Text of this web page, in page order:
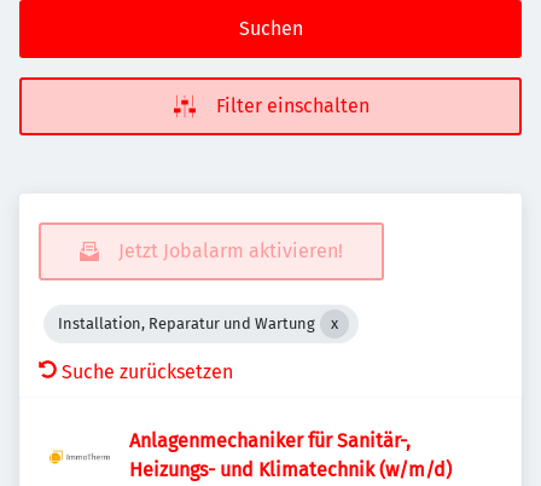
Suchen
Filter einschalten
Jetzt Jobalarm aktivieren!
Installation, Reparatur und Wartung
Suche zurücksetzen
Anlagenmechaniker für Sanitär-,
Heizungs- und Klimatechnik (w/m/d)